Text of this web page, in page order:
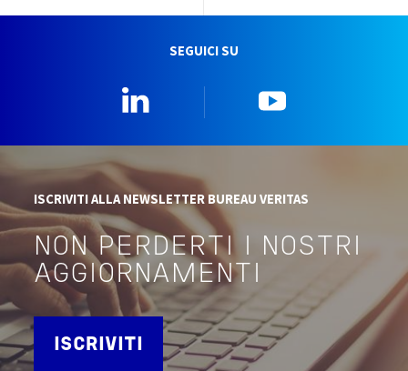
SEGUICI SU
ISCRIVITI ALLA NEWSLETTER BUREAU VERITAS
NON PERDERTI I NOSTRI
AGGIORNAMENTI
ISCRIVITI